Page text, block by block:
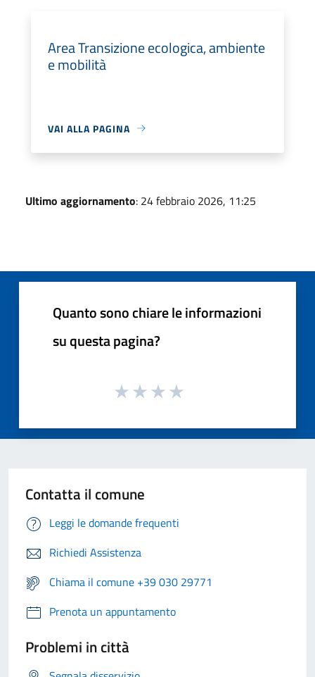
Area Transizione ecologica, ambiente
e mobilità
VAI ALLA PAGINA
Ultimo aggiornamento: 24 febbraio 2026, 11:25
Quanto sono chiare le informazioni
su questa pagina?
Contatta il comune
Leggi le domande frequenti
Richiedi Assistenza
Chiama il comune +39 030 29771
Prenota un appuntamento
Problemi in città